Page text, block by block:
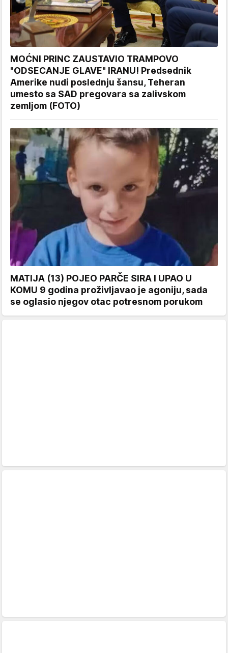
MOĆNI PRINC ZAUSTAVIO TRAMPOVO
"ODSECANJE GLAVE" IRANU! Predsednik
Amerike nudi poslednju šansu, Teheran
umesto sa SAD pregovara sa zalivskom
zemljom (FOTO)
MATIJA (13) POJEO PARČE SIRA I UPAO U
KOMU 9 godina proživljavao je agoniju, sada
se oglasio njegov otac potresnom porukom